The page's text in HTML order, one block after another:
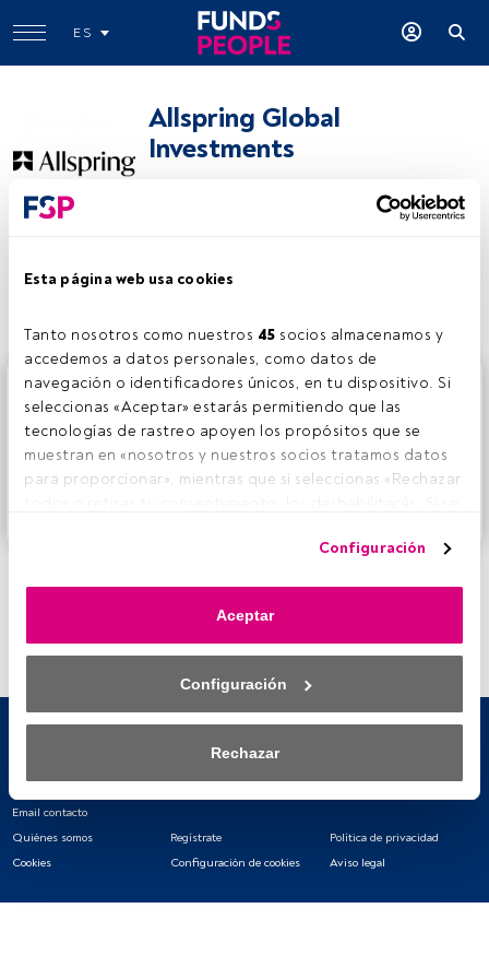
Esta página web usa cookies
Tanto nosotros como nuestros 45 socios almacenamos y
accedemos a datos personales, como datos de
navegación o identificadores únicos, en tu dispositivo. Si
seleccionas «Aceptar» estarás permitiendo que las
tecnologías de rastreo apoyen los propósitos que se
muestran en «nosotros y nuestros socios tratamos datos
para proporcionar», mientras que si seleccionas «Rechazar
anuncios que ves podrían dejar de ser relevantes para ti.
momento haciendo clic en el enlace «Preferencias de
privacidad» que aparece en la parte inferior de la página
la izquierda de la página web). Tus opciones tendrán
saber más, consulta nuestra política de privacidad.
datos para proporcionar:
activamente las características del dispositivo para su
identificación. Almacenar la información en un dispositivo
Configuración
Aceptar
Configuración
Rechazar
ES
Allspring Global
Investments
Este es un artículo exclusivo para los usuarios registrados
de FundsPeople. Si ya estás registrado, accede desde el
botón Login. Si aún no tienes cuenta, te invitamos a
registrarte y disfrutar de todo el universo que ofrece
FundsPeople.
Email contacto
Quiénes somos
Regístrate
Política de privacidad
Cookies
Configuración de cookies Aviso legal